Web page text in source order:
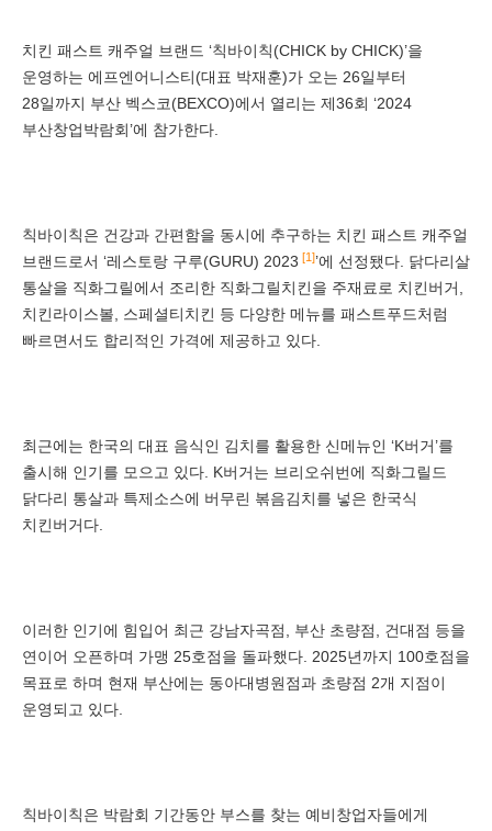
치킨 패스트 캐주얼 브랜드 ‘칙바이칙(CHICK by CHICK)’을
운영하는 에프엔어니스티(대표 박재훈)가 오는 26일부터
28일까지 부산 벡스코(BEXCO)에서 열리는 제36회 ‘2024
부산창업박람회’에 참가한다.
칙바이칙은 건강과 간편함을 동시에 추구하는 치킨 패스트 캐주얼
브랜드로서 ‘레스토랑 구루(GURU) 2023 [1]’에 선정됐다. 닭다리살
통살을 직화그릴에서 조리한 직화그릴치킨을 주재료로 치킨버거,
치킨라이스볼, 스페셜티치킨 등 다양한 메뉴를 패스트푸드처럼
빠르면서도 합리적인 가격에 제공하고 있다.
최근에는 한국의 대표 음식인 김치를 활용한 신메뉴인 ‘K버거’를
출시해 인기를 모으고 있다. K버거는 브리오쉬번에 직화그릴드
닭다리 통살과 특제소스에 버무린 볶음김치를 넣은 한국식
치킨버거다.
이러한 인기에 힘입어 최근 강남자곡점, 부산 초량점, 건대점 등을
연이어 오픈하며 가맹 25호점을 돌파했다. 2025년까지 100호점을
목표로 하며 현재 부산에는 동아대병원점과 초량점 2개 지점이
운영되고 있다.
칙바이칙은 박람회 기간동안 부스를 찾는 예비창업자들에게